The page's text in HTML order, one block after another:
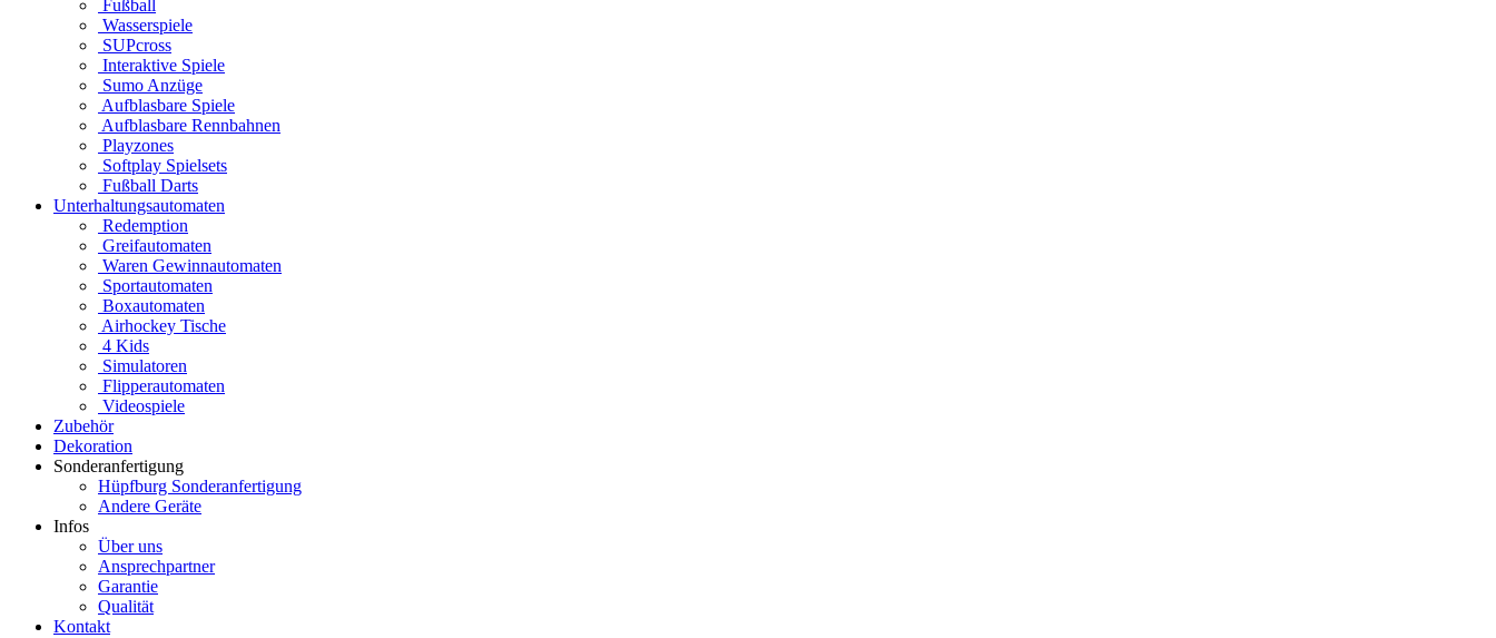
Fußball
Wasserspiele
SUPcross
Interaktive Spiele
Sumo Anzüge
Aufblasbare Spiele
Aufblasbare Rennbahnen
Playzones
Softplay Spielsets
Fußball Darts
Unterhaltungsautomaten
Redemption
Greifautomaten
Waren Gewinnautomaten
Sportautomaten
Boxautomaten
Airhockey Tische
4 Kids
Simulatoren
Flipperautomaten
Videospiele
Zubehör
Dekoration
Sonderanfertigung
Hüpfburg Sonderanfertigung
Andere Geräte
Infos
Über uns
Ansprechpartner
Garantie
Qualität
Kontakt